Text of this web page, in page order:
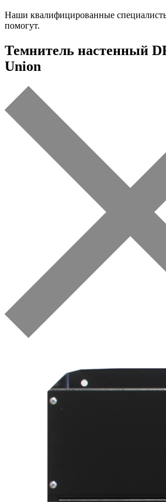
Наши квалифицированные
помогут.
Темнитель настенный
Union